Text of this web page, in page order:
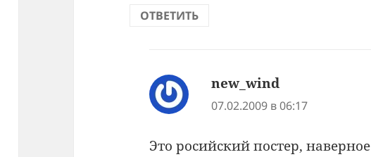
ОТВЕТИТЬ
new_wind
07.02.2009 в 06:17
Это росийский постер,